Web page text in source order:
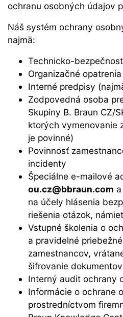
ochranu osobných údajov
Náš systém ochrany
najmä:
Technicko-
Organizačné opatrenia
Interné predpisy
Zodpovedná osoba
Skupiny B. Braun CZ/
ktorých vymenovanie
je povinné)
Povinnosť
incidenty
Špeciálne e-mailové
ou.cz@bbraun.com a
na účely hlásenia
riešenia otázok,
Vstupné školenia o
a pravidelné
zamestnancov,
šifrovanie
Interný audit ochrany
Informácie o ochrane
prostredníctvom